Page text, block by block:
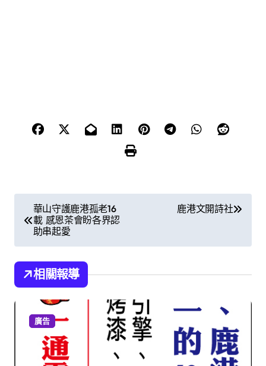
章
導
覽
華山守護鹿港孤老16
載 感恩茶會盼各界認
助串起愛
鹿港文開詩社
相關報導
廣告